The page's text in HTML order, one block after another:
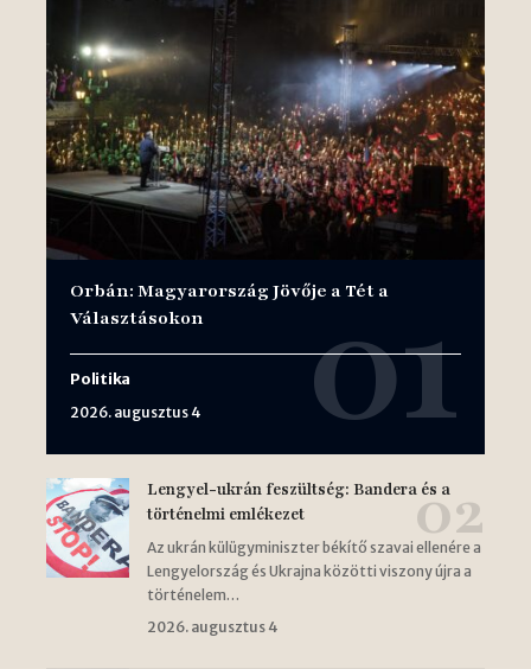
Orbán: Magyarország Jövője a Tét a
Választásokon
Politika
2026. augusztus 4
Lengyel-ukrán feszültség: Bandera és a
történelmi emlékezet
Az ukrán külügyminiszter békítő szavai ellenére a
Lengyelország és Ukrajna közötti viszony újra a
történelem…
2026. augusztus 4